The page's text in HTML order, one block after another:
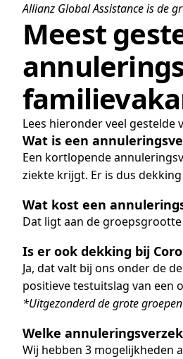
Allianz Global Assistance is de
Meest
Lees hieronder veel
Wat is een
Een kortlopende
ziekte krijgt. Er is dus
Wat kost een
Dat ligt aan de
Is er ook dekking bij
Ja, dat valt bij ons onder de
positieve testuitslag van een
*Uitgezonderd de grote
Welke
Wij hebben 3 mogelijkheden